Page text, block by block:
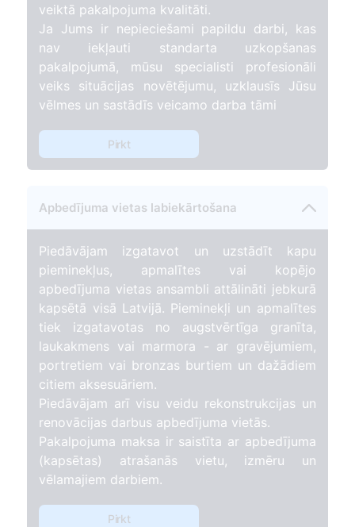
veiktā pakalpojuma kvalitāti.
Ja Jums ir nepieciešami papildu darbi, kas
nav iekļauti standarta uzkopšanas
pakalpojumā, mūsu specialisti profesionāli
veiks situācijas novētējumu, uzklausīs Jūsu
vēlmes un sastādīs veicamo darba tāmi
Pirkt
Apbedījuma vietas labiekārtošana
Piedāvājam izgatavot un uzstādīt kapu
pieminekļus, apmalītes vai kopējo
apbedījuma vietas ansambli attālināti jebkurā
kapsētā visā Latvijā. Pieminekļi un apmalītes
tiek izgatavotas no augstvērtīga granīta,
laukakmens vai marmora - ar gravējumiem,
portretiem vai bronzas burtiem un dažādiem
citiem aksesuāriem.
Piedāvājam arī visu veidu rekonstrukcijas un
renovācijas darbus apbedījuma vietās.
Pakalpojuma maksa ir saistīta ar apbedījuma
(kapsētas) atrašanās vietu, izmēru un
vēlamajiem darbiem.
Pirkt